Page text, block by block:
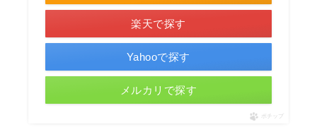
楽天で探す
Yahooで探す
メルカリで探す
ポチップ